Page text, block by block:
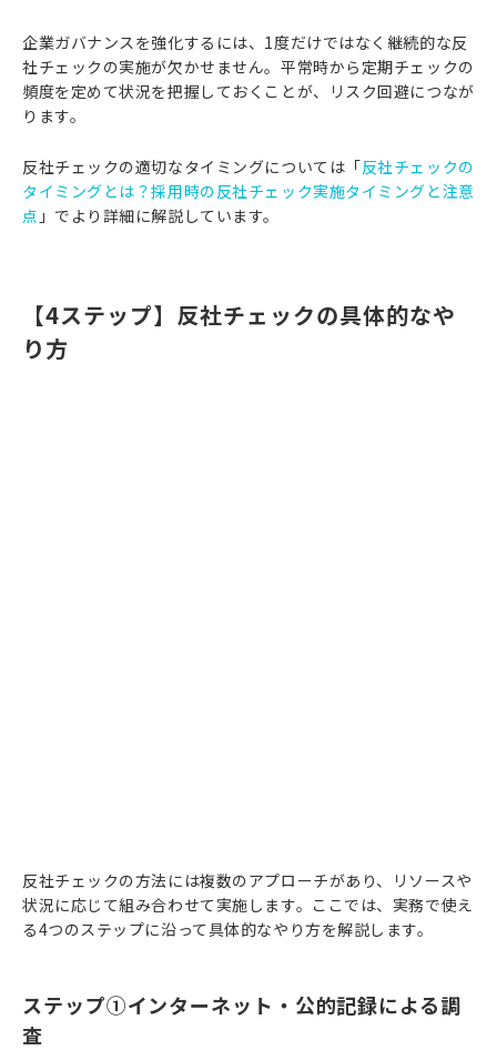
企業ガバナンスを強化するには、1度だけではなく継続的な反
社チェックの実施が欠かせません。平常時から定期チェックの
頻度を定めて状況を把握しておくことが、リスク回避につなが
ります。
反社チェックの適切なタイミングについては「反社チェックの
タイミングとは？採用時の反社チェック実施タイミングと注意
点 」でより詳細に解説しています。
【4ステップ】反社チェックの具体的なや
り方
反社チェックの方法には複数のアプローチがあり、リソースや
状況に応じて組み合わせて実施します。ここでは、実務で使え
る4つのステップに沿って具体的なやり方を解説します。
ステップ①インターネット・公的記録による調
査